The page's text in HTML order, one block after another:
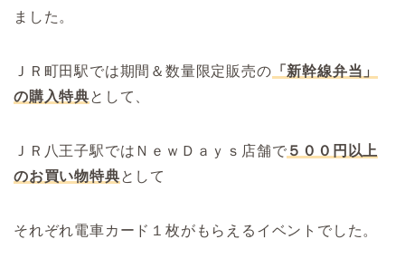
ました。
ＪＲ町田駅では期間＆数量限定販売の 「新幹線弁当」
の購入特典として、
ＪＲ八王子駅ではＮｅｗＤａｙｓ店舗で ５００円以上
のお買い物特典として
それぞれ電車カード１枚がもらえるイベントでした。